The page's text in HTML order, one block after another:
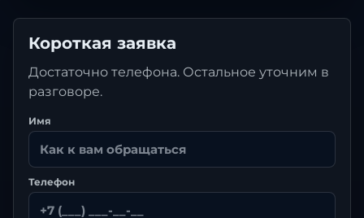
Короткая заявка
Достаточно телефона. Остальное уточним в
разговоре.
Имя
Телефон